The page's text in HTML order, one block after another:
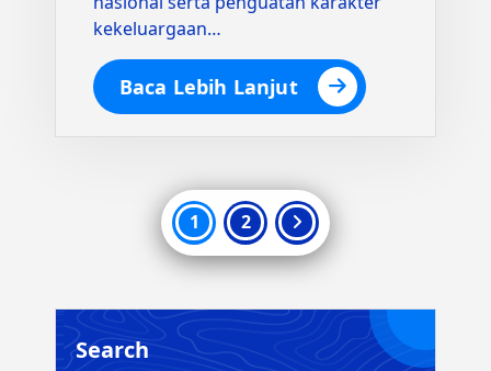
kekeluargaan…
Baca Lebih Lanjut
Paginasi
pos
1 2
Search